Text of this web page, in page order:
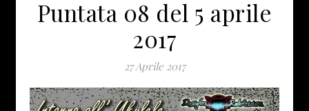
Puntata 08 del 5 aprile
2017
27 Aprile 2017